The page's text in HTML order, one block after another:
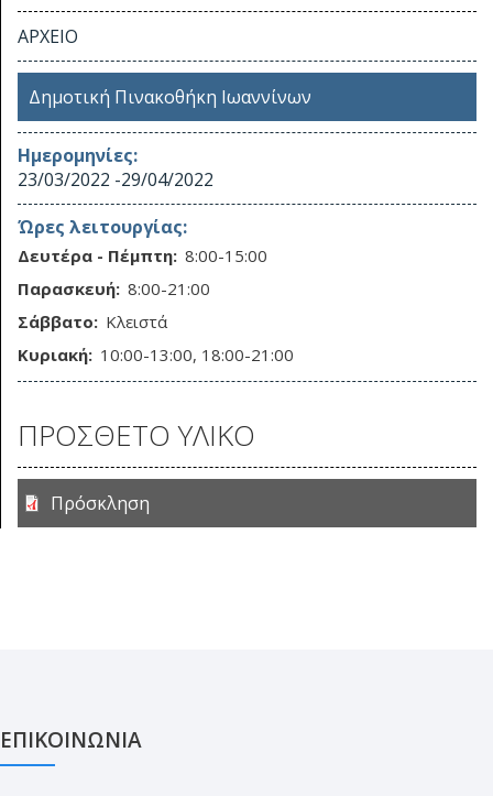
ΑΡΧΕΙΟ
Δημοτική Πινακοθήκη Ιωαννίνων
Ημερομηνίες:
23/03/2022 -29/04/2022
Ώρες λειτουργίας:
Δευτέρα - Πέμπτη: 8:00-15:00
Παρασκευή: 8:00-21:00
Σάββατο: Κλειστά
Κυριακή: 10:00-13:00, 18:00-21:00
ΠΡΟΣΘΕΤΟ ΥΛΙΚΟ
Πρόσκληση
ΕΠΙΚΟΙΝΩΝΙΑ